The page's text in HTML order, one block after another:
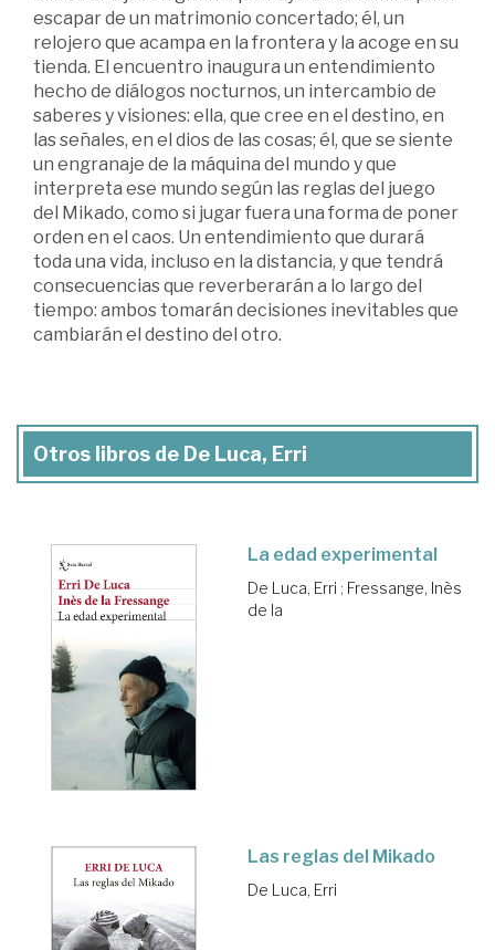
escapar de un matrimonio concertado; él, un
relojero que acampa en la frontera y la acoge en su
tienda. El encuentro inaugura un entendimiento
hecho de diálogos nocturnos, un intercambio de
saberes y visiones: ella, que cree en el destino, en
las señales, en el dios de las cosas; él, que se siente
un engranaje de la máquina del mundo y que
interpreta ese mundo según las reglas del juego
del Mikado, como si jugar fuera una forma de poner
orden en el caos. Un entendimiento que durará
toda una vida, incluso en la distancia, y que tendrá
consecuencias que reverberarán a lo largo del
tiempo: ambos tomarán decisiones inevitables que
cambiarán el destino del otro.
Otros libros de De Luca, Erri
La edad experimental
De Luca, Erri ; Fressange, Inès
de la
Las reglas del Mikado
De Luca, Erri